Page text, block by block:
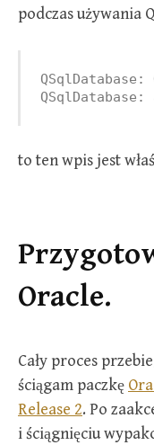
podczas używania
QSqlDatabase:
to ten wpis jest
Oracle.
Cały proces
ściągam paczkę
Release 2. Po
i ściągnięciu